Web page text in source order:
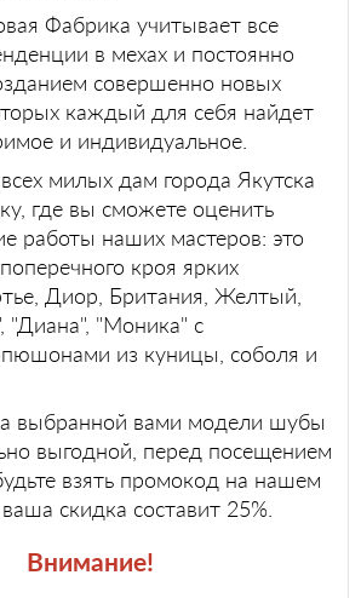
Фабрика учитывает все
в мехах и постоянно
совершенно новых
каждый для себя найдет
и индивидуальное.
милых дам города Якутска
где вы сможете оценить
работы наших мастеров: это
кроя ярких
Диор, Британия, Желтый,
"Диана", "Моника" с
из куницы, соболя и
выбранной вами модели шубы
выгодной, перед посещением
взять промокод на нашем
скидка составит 25%.
Внимание!